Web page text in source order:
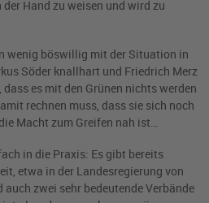
Hand zu weisen und wird zu
wenig böswillig mit der Situation in
Söder knallhart und Friedrich Merz
es mit den Grünen nichts werden
rechnen muss, dass sie sich noch
Macht zum Greifen nah ist…
in die Praxis: Es gibt bereits
etwa in der Landesregierung von
zwei sehr bedeutende Verbände